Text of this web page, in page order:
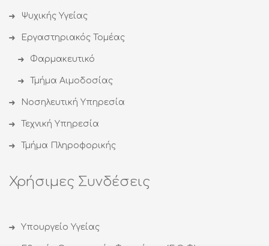
Ψυχικής Υγείας
Εργαστηριακός Τομέας
Φαρμακευτικό
Τμήμα Αιμοδοσίας
Νοσηλευτική Υπηρεσία
Τεχνική Υπηρεσία
Τμήμα Πληροφορικής
Χρήσιμες Συνδέσεις
Υπουργείο Υγείας